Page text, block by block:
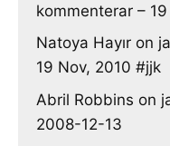
kommenterar –
Natoya Hayır on
19 Nov, 2010 #jjk
Abril Robbins on
2008-12-13